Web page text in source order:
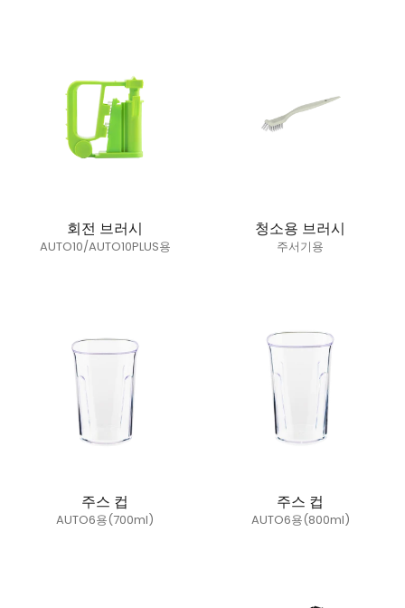
회전 브러시
AUTO10/AUTO10PLUS용
청소용 브러시
주서기용
주스 컵
AUTO6용(700ml)
주스 컵
AUTO6용(800ml)